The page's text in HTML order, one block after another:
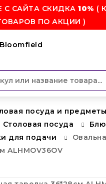
С САЙТА СКИДКА10% (
ПО АКЦИИ )
посуда и предметы
Столовая посуда
для подачи
ALHMOV36OV